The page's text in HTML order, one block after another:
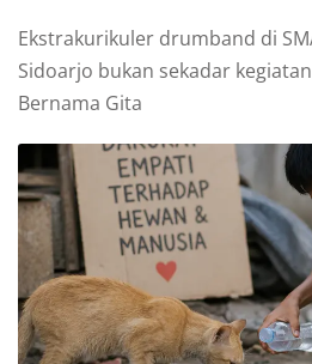
Ekstrakurikuler drumband di
Sidoarjo bukan sekadar
Bernama Gita